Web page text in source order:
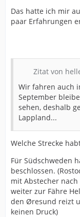
Das hatte ich mir
paar Erfahrungen
Zitat von
Wir fahren auch
September
sehen, deshalb
Lappland...
Welche Strecke
Für Südschweden
beschlossen.
mit Abstecher
weiter zur Fähre
den Øresund reizt
keinen Druck)